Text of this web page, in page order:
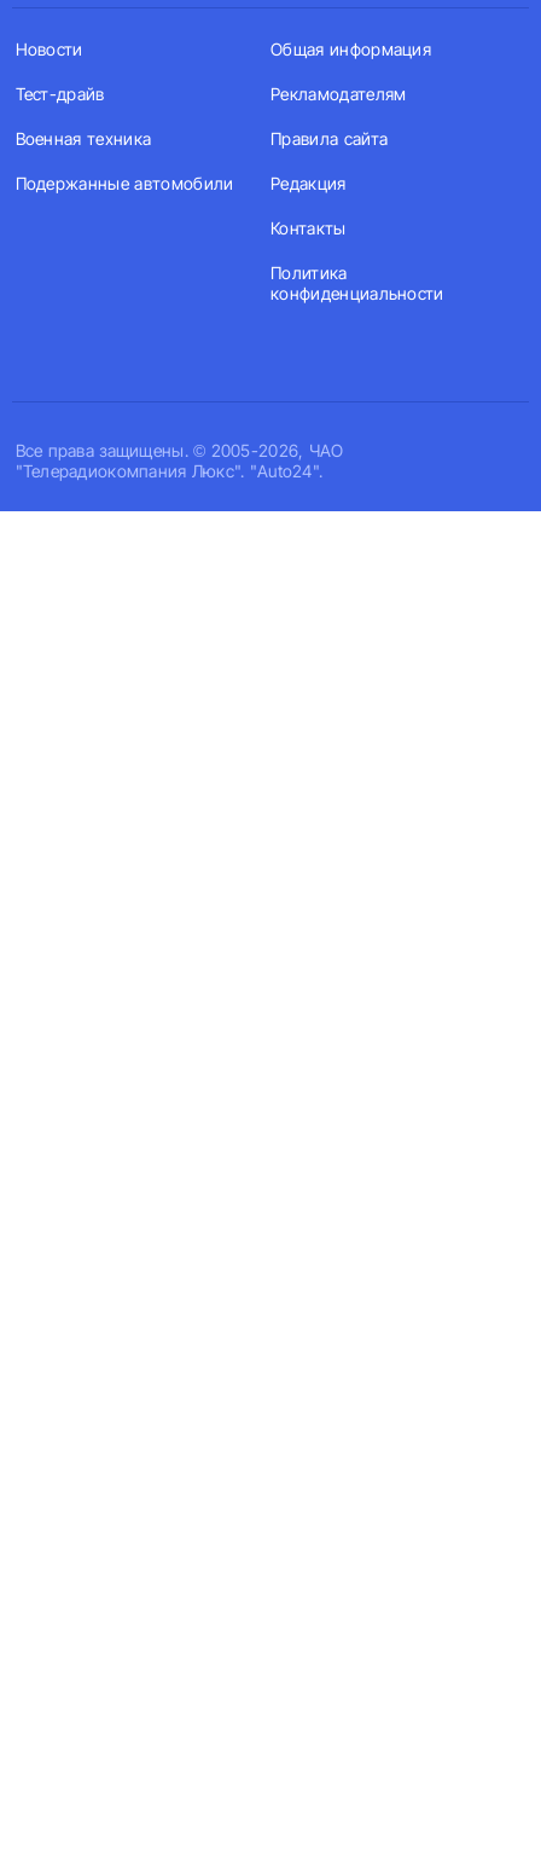
Все права защищены. © 2005-2026, ЧАО
"Телерадиокомпания Люкс". "Auto24".
Новости
Тест-драйв
Военная техника
Подержанные автомобили
Общая информация
Рекламодателям
Правила сайта
Редакция
Контакты
Политика
конфиденциальности